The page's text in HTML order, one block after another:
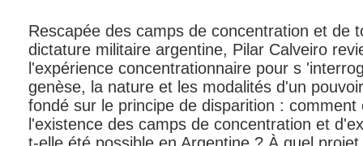
Rescapée des camps de concentration et de
dictature militaire argentine, Pilar Calveiro
l'expérience concentrationnaire pour s
genèse, la nature et les modalités d'un
fondé sur le principe de disparition : comment
l'existence des camps de concentration et